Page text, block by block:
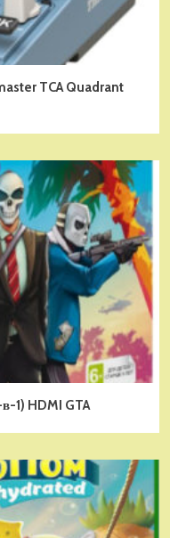
TCA Quadrant
1) HDMI GTA